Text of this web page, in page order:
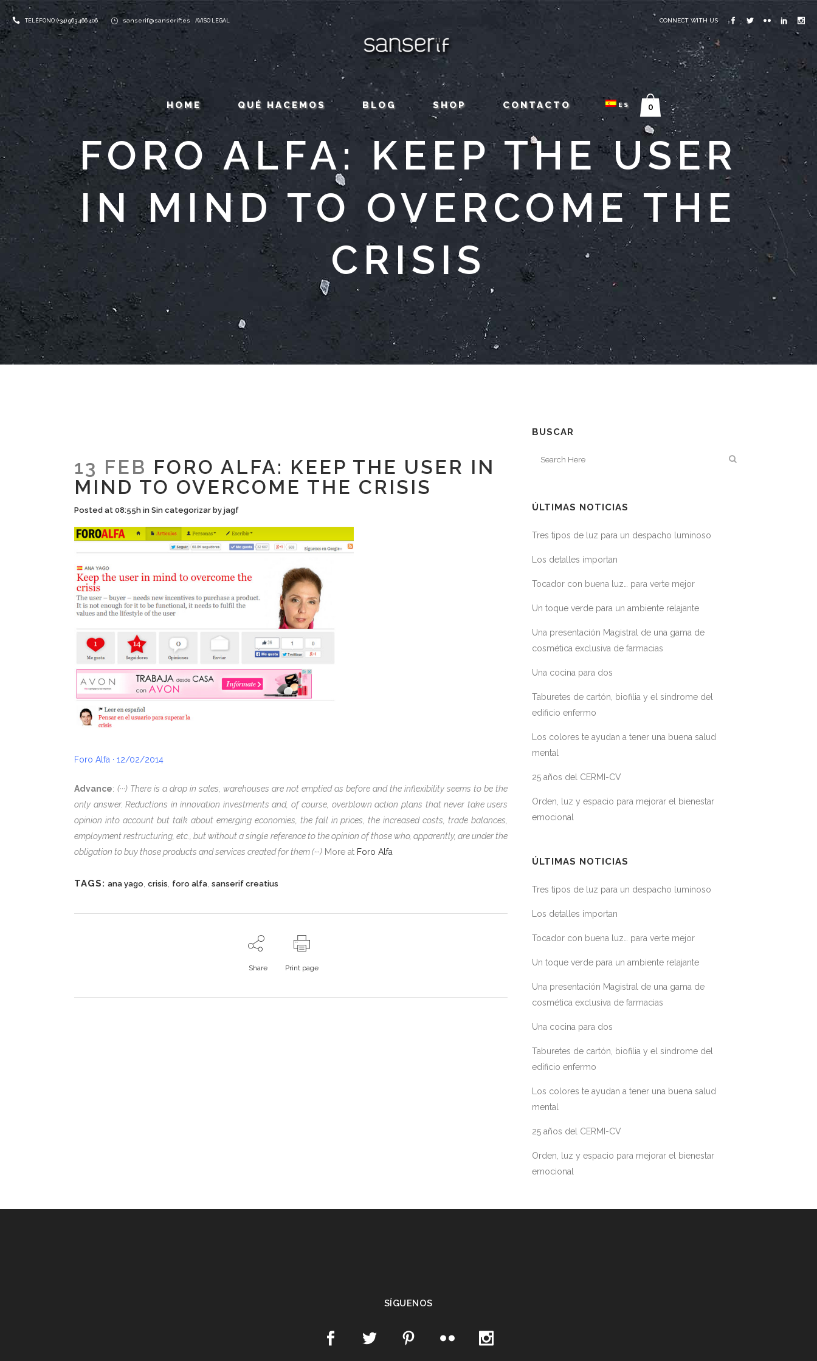
TELÉFONO: (+34) 963 466 406 sanserif@sanserif.es AVISO LEGAL CONNECT WITH US
HOME QUÉ HACEMOS BLOG SHOP CONTACTO ES 0
FORO ALFA: KEEP THE USER
IN MIND TO OVERCOME THE
CRISIS
13 FEB FORO ALFA: KEEP THE USER IN
MIND TO OVERCOME THE CRISIS
Posted at 08:55h in Sin categorizar by jagf
Foro Alfa · 12/02/2014
Advance:(···) There is a drop in sales, warehouses are not emptied as before and the inflexibility seems to be the
only answer. Reductions in innovation investments and, of course, overblown action plans that never take users
opinion into account but talk about emerging economies, the fall in prices, the increased costs, trade balances,
employment restructuring, etc., but without a single reference to the opinion of those who, apparently, are under the
obligation to buy those products and services created for them (···) More at Foro Alfa
TAGS: ana yago crisis foro alfa sanserif creatius
Share Print page
BUSCAR
ÚLTIMAS NOTICIAS
Tres tipos de luz para un despacho luminoso
Los detalles importan
Tocador con buena luz… para verte mejor
Un toque verde para un ambiente relajante
Una presentación Magistral de una gama de
cosmética exclusiva de farmacias
Una cocina para dos
Taburetes de cartón, biofilia y el síndrome del
edificio enfermo
Los colores te ayudan a tener una buena salud
mental
25 años del CERMI-CV
Orden, luz y espacio para mejorar el bienestar
emocional
ÚLTIMAS NOTICIAS
Tres tipos de luz para un despacho luminoso
Los detalles importan
Tocador con buena luz… para verte mejor
Un toque verde para un ambiente relajante
Una presentación Magistral de una gama de
cosmética exclusiva de farmacias
Una cocina para dos
Taburetes de cartón, biofilia y el síndrome del
edificio enfermo
Los colores te ayudan a tener una buena salud
mental
25 años del CERMI-CV
Orden, luz y espacio para mejorar el bienestar
emocional
SÍGUENOS